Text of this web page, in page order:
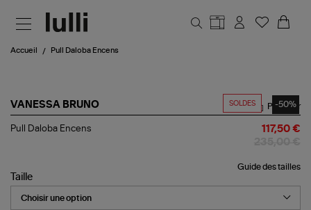
Accueil Pull Daloba Encens
SOLDES -50%
VANESSA BRUNO
Pull
Partager
Pull Daloba Encens 117,50 €
Guide des tailles
Taille